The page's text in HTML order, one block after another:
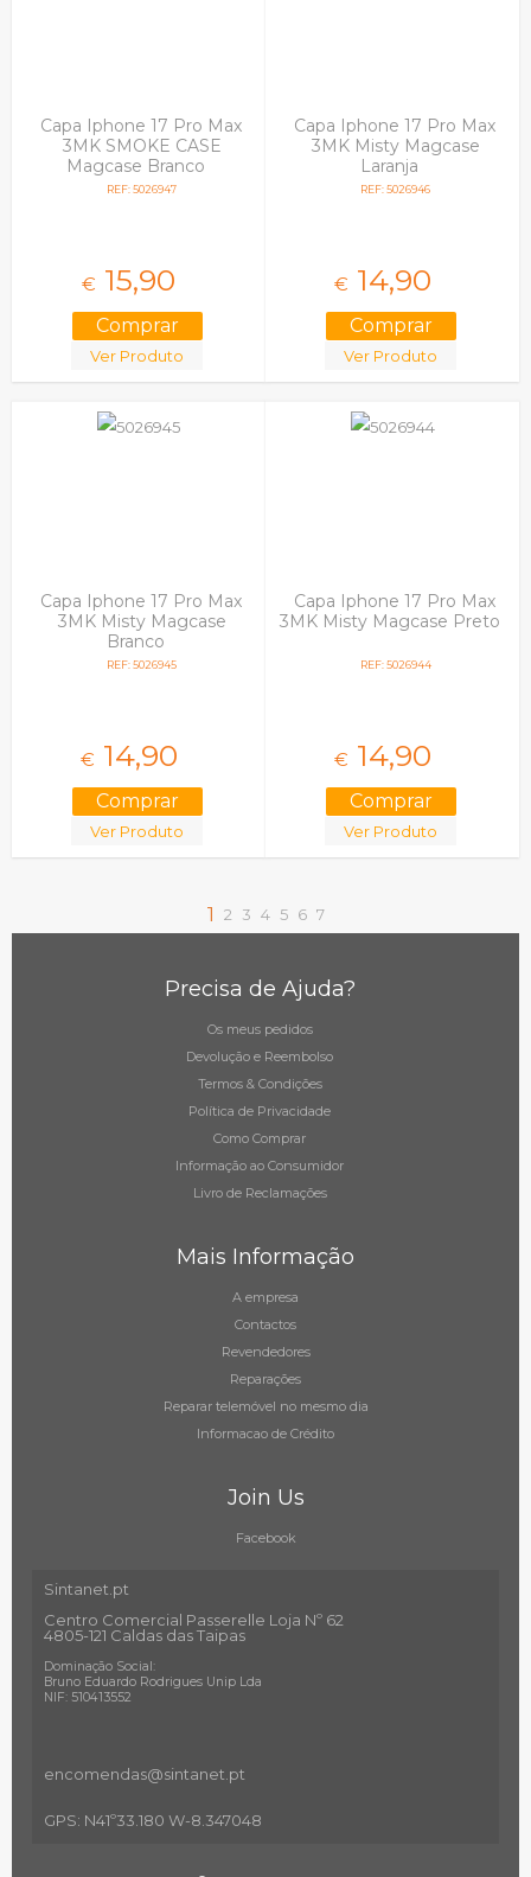
Capa Iphone 17 Pro Max
3MK SMOKE CASE
Magcase Branco
REF: 5026947
€ 15,90
Ver Produto
Capa Iphone 17 Pro Max
3MK Misty Magcase
Laranja
REF: 5026946
€ 14,90
Ver Produto
Capa Iphone 17 Pro Max
3MK Misty Magcase
Branco
REF: 5026945
€ 14,90
Ver Produto
Capa Iphone 17 Pro Max
3MK Misty Magcase Preto
REF: 5026944
€ 14,90
Ver Produto
1 2 3 4 5 6 7
Precisa de Ajuda?
Os meus pedidos
Devolução e Reembolso
Termos & Condições
Política de Privacidade
Como Comprar
Informação ao Consumidor
Livro de Reclamações
Mais Informação
A empresa
Contactos
Revendedores
Reparações
Reparar telemóvel no mesmo dia
Informacao de Crédito
Join Us
Facebook
Sintanet.pt
Centro Comercial Passerelle Loja Nº 62
4805-121 Caldas das Taipas
Dominação Social:
Bruno Eduardo Rodrigues Unip Lda
NIF: 510413552
encomendas@sintanet .pt
GPS: N41º33.180 W-8.347048